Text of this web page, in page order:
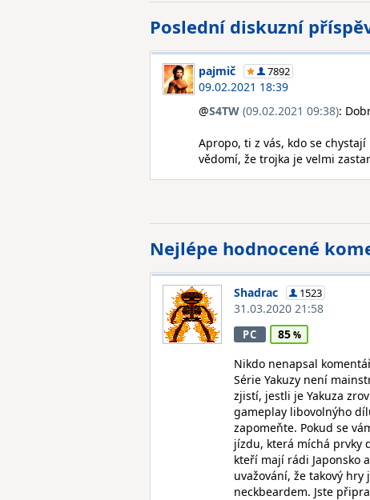
Poslední diskuzní
pajmič 7892
09.02.2021 18:39
@S4TW (09.02.2021 09:38):
Apropo, ti z vás, kdo se
vědomí, že trojka je velmi
Nejlépe hodnocené
Shadrac 1523
31.03.2020 21:58
PC
85
Nikdo nenapsal
Série Yakuzy není
zjistí, jestli je Yakuza
gameplay libovolnýho
zapomeňte. Pokud se
jízdu, která míchá prvky
kteří mají rádi Japonsko
uvažování, že takový
neckbeardem. Jste